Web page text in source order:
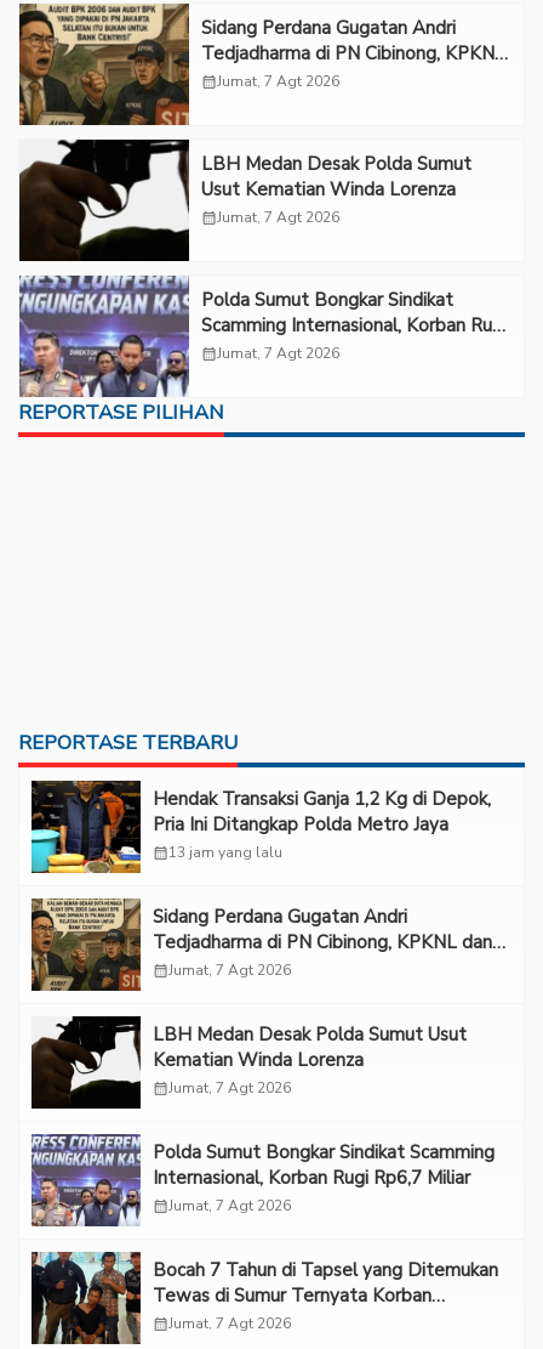
Sidang Perdana Gugatan Andri
Tedjadharma di PN Cibinong, KPKNL
dan PUPN Mangkir
calendar_monthJumat, 7 Agt 2026
LBH Medan Desak Polda Sumut
Usut Kematian Winda Lorenza
calendar_monthJumat, 7 Agt 2026
Polda Sumut Bongkar Sindikat
Scamming Internasional, Korban Rugi
Rp6,7 Miliar
calendar_monthJumat, 7 Agt 2026
REPORTASE PILIHAN
REPORTASE TERBARU
Hendak Transaksi Ganja 1,2 Kg di Depok,
Pria Ini Ditangkap Polda Metro Jaya
calendar_month13 jam yang lalu
Sidang Perdana Gugatan Andri
Tedjadharma di PN Cibinong, KPKNL dan
PUPN Mangkir
calendar_monthJumat, 7 Agt 2026
LBH Medan Desak Polda Sumut Usut
Kematian Winda Lorenza
calendar_monthJumat, 7 Agt 2026
Polda Sumut Bongkar Sindikat Scamming
Internasional, Korban Rugi Rp6,7 Miliar
calendar_monthJumat, 7 Agt 2026
Bocah 7 Tahun di Tapsel yang Ditemukan
Tewas di Sumur Ternyata Korban
Kekerasan Seksual
calendar_monthJumat, 7 Agt 2026